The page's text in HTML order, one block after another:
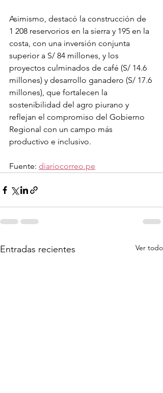
Asimismo, destacó la construcción de
1 208 reservorios en la sierra y 195 en la
costa, con una inversión conjunta
superior a S/ 84 millones, y los
proyectos culminados de café (S/ 14.6
millones) y desarrollo ganadero (S/ 17.6
millones), que fortalecen la
sostenibilidad del agro piurano y
reflejan el compromiso del Gobierno
Regional con un campo más
productivo e inclusivo.
Fuente: diariocorreo.pe
Entradas recientes Ver todo